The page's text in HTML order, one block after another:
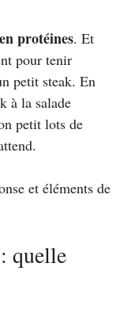
protéines. Et
pour tenir
petit steak. En
à la salade
petit lots de
et éléments de
quelle